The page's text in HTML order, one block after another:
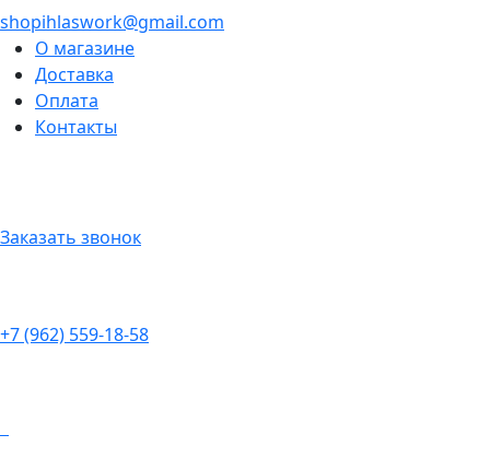
shopihlaswork@gmail.com
О магазине
Доставка
Оплата
Контакты
Заказать звонок
+7 (962) 559-18-58